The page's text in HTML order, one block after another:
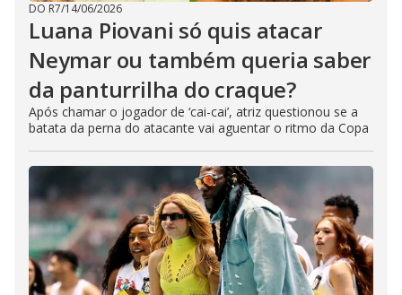
DO R7/14/06/2026
Luana Piovani só quis atacar
Neymar ou também queria saber
da panturrilha do craque?
Após chamar o jogador de ‘cai-cai’, atriz questionou se a
batata da perna do atacante vai aguentar o ritmo da Copa